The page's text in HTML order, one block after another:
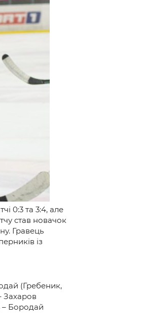
0:3 та 3:4, але
став новачок
Гравець
із
(Гребеник,
Захаров
– Бородай